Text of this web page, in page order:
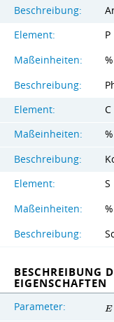
Beschreibung:
Element:
P
Maßeinheiten:
%
Beschreibung:
Element:
C
Maßeinheiten:
%
Beschreibung:
Element:
S
Maßeinheiten:
%
Beschreibung:
BESCHREIBUNG
EIGENSCHAFTEN
Parameter: E